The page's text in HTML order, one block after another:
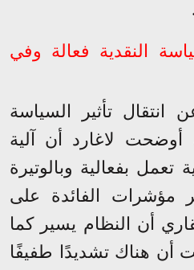
.
النقدية فعالة وفي
تأثير السياسة
أوضحت لاغارد أن آلية
تعمل بفعالية وبالوتيرة
مؤشرات الفائدة على
أن النظام يسير كما
هناك تشديدًا طفيفًا